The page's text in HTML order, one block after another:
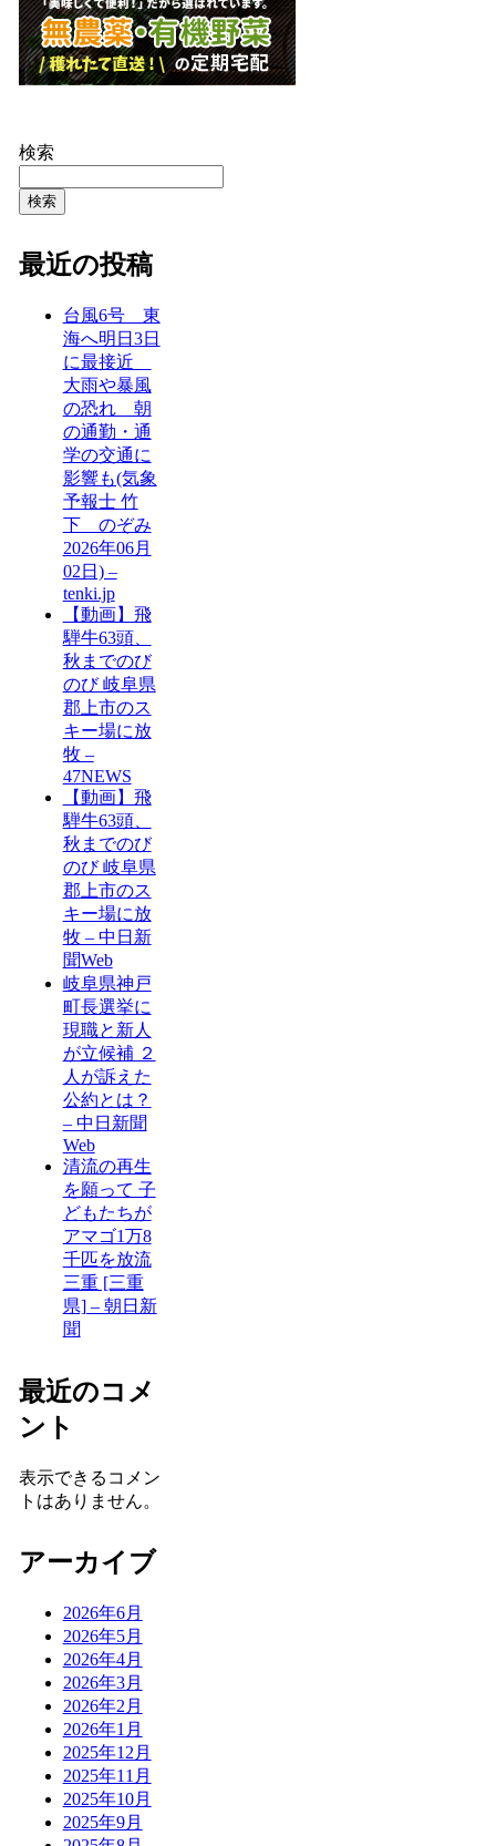
検索
検索
最近の投稿
台風6号 東
海へ明日3日
に最接近
大雨や暴風
の恐れ 朝
の通勤・通
学の交通に
影響も(気象
予報士 竹
下 のぞみ
2026年06月
02日) –
tenki.jp
【動画】飛
騨牛63頭、
秋までのび
のび 岐阜県
郡上市のス
キー場に放
牧 –
47NEWS
【動画】飛
騨牛63頭、
秋までのび
のび 岐阜県
郡上市のス
キー場に放
牧 – 中日新
聞Web
岐阜県神戸
町長選挙に
現職と新人
が立候補 ２
人が訴えた
公約とは？
– 中日新聞
Web
清流の再生
を願って 子
どもたちが
アマゴ1万8
千匹を放流
三重 [三重
県] – 朝日新
聞
最近のコメ
ント
表示できるコメン
トはありません。
アーカイブ
2026年6月
2026年5月
2026年4月
2026年3月
2026年2月
2026年1月
2025年12月
2025年11月
2025年10月
2025年9月